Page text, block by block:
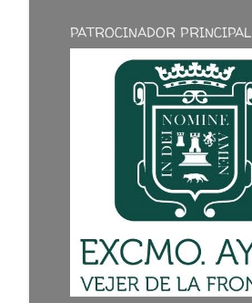
PATROCINADOR PRINCIPAL